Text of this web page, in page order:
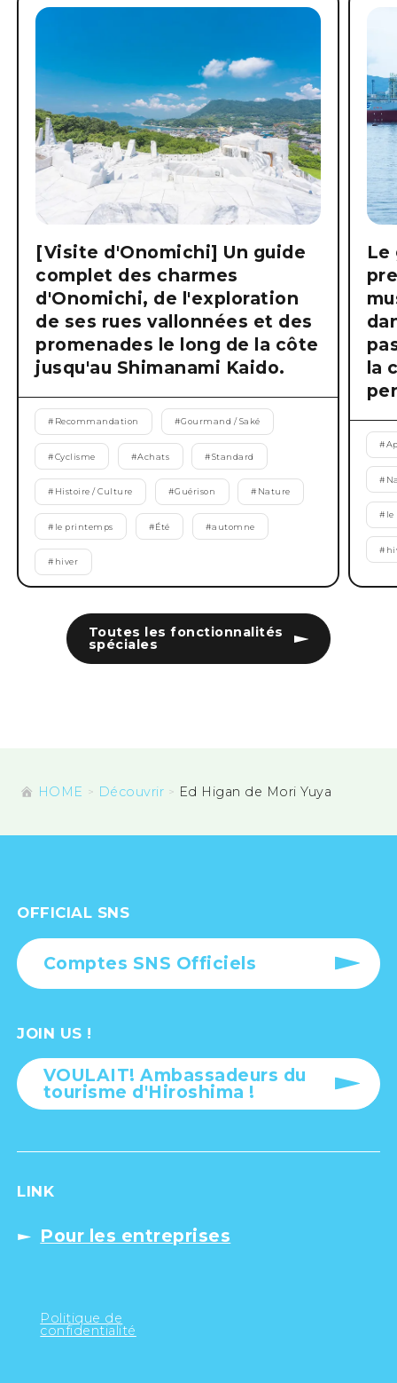
Toutes les fonctionnalités
spéciales
[Visite d'Onomichi] Un guide
complet des charmes
d'Onomichi, de l'exploration
de ses rues vallonnées et des
promenades le long de la côte
jusqu'au Shimanami Kaido.
# Recommandation #Gourmand / Saké
#Cyclisme #Achats #Standard
# Histoire / Culture #Guérison # Nature
# le printemps #Été #automne
# hiver
Le
la
#
#
#
#
HOME Découvrir Ed Higan de Mori Yuya
OFFICIAL SNS
Comptes SNS Officiels
JOIN US !
VOULAIT! Ambassadeurs du
tourisme d'Hiroshima !
LINK
Pour les entreprises
Politique de
confidentialité